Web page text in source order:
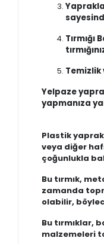
Temizlik
Yelpaze
yapmanıza
Plastik
veya diğer
çoğunlukla
Bu tırmık,
zamanda
olabilir,
Bu tırmıklar,
malzemeleri